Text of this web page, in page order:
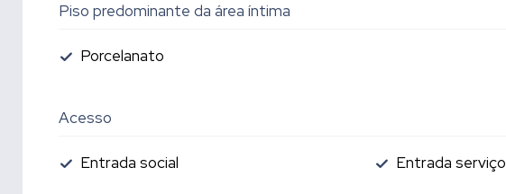
Piso predominante da área íntima
Porcelanato
Acesso
Entrada social Entrada serviço